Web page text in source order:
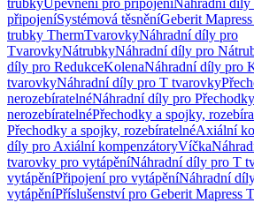
trubkyUpevnění pro připojeníNáhradní díly
připojeníSystémová těsněníGeberit
trubky ThermTvarovkyNáhradní díly pro
TvarovkyNátrubkyNáhradní díly pro
díly pro RedukceKolenaNáhradní díly pro
tvarovkyNáhradní díly pro T tvarovky
nerozebíratelnéNáhradní díly pro Přechodky
nerozebíratelnéPřechodky a spojky,
Přechodky a spojky, rozebíratelnéAxiální
díly pro Axiální kompenzátoryVíčka
tvarovky pro vytápěníNáhradní díly pro T
vytápěníPřipojení pro vytápěníNáhradní
vytápěníPříslušenství pro Geberit Mapress